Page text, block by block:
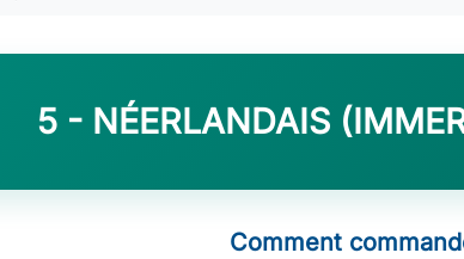
5 - NÉERLANDAIS
Comment